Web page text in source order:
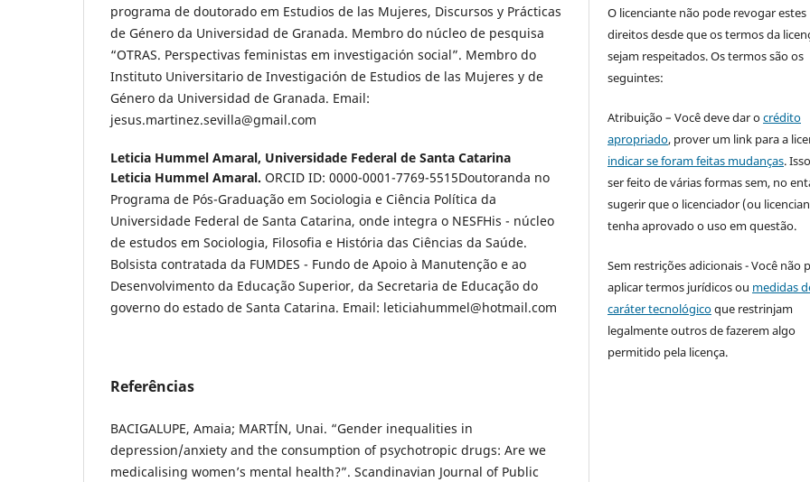
programa de doutorado em Estudios de las Mujeres, Discursos y Prácticas
de Género da Universidad de Granada. Membro do núcleo de pesquisa
“OTRAS. Perspectivas feministas em investigación social”. Membro do
Instituto Universitario de Investigación de Estudios de las Mujeres y de
Género da Universidad de Granada. Email:
jesus.martinez.sevilla@gmail.com
Leticia Hummel Amaral, Universidade Federal de Santa Catarina
Leticia Hummel Amaral. ORCID ID: 0000-0001-7769-5515Doutoranda no
Programa de Pós-Graduação em Sociologia e Ciência Política da
Universidade Federal de Santa Catarina, onde integra o NESFHis - núcleo
de estudos em Sociologia, Filosofia e História das Ciências da Saúde.
Bolsista contratada da FUMDES - Fundo de Apoio à Manutenção e ao
Desenvolvimento da Educação Superior, da Secretaria de Educação do
governo do estado de Santa Catarina. Email: leticiahummel@hotmail.com
Referências
BACIGALUPE, Amaia; MARTÍN, Unai. “Gender inequalities in
depression/anxiety and the consumption of psychotropic drugs: Are we
medicalising women’s mental health?”. Scandinavian Journal of Public
O licenciante não pode revogar estes
direitos desde que os termos da
sejam respeitados. Os termos são os
seguintes:
Atribuição – Você deve dar ocrédito
apropriado, prover um link para a
indicar se foram feitas mudanças.
ser feito de várias formas sem, no
sugerir que o licenciador (ou
tenha aprovado o uso em questão.
Sem restrições adicionais - Você não
aplicar termos jurídicos ou medidas
caráter tecnológicoque restrinjam
legalmente outros de fazerem algo
permitido pela licença.